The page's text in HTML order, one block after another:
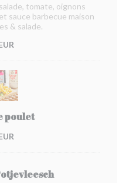
tomate, oignons
sauce barbecue maison
& salade.
poulet